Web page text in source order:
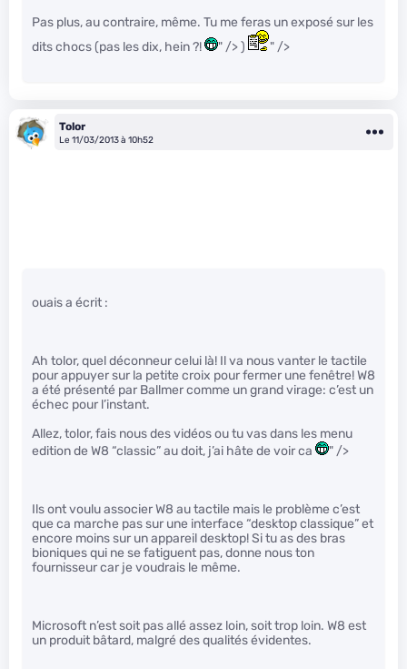
Pas plus, au contraire, même. Tu me feras un exposé sur les
dits chocs (pas les dix, hein ?!
" /> ) " />
Tolor
Le 11/03/2013 à 10h52
ouais a écrit :
Ah tolor, quel déconneur celui là! Il va nous vanter le tactile
pour appuyer sur la petite croix pour fermer une fenêtre! W8
a été présenté par Ballmer comme un grand virage: c’est un
échec pour l’instant.
Allez, tolor, fais nous des vidéos ou tu vas dans les menu
edition de W8 “classic” au doit, j’ai hâte de voir ca
" />
Ils ont voulu associer W8 au tactile mais le problème c’est
que ca marche pas sur une interface “desktop classique” et
encore moins sur un appareil desktop! Si tu as des bras
bioniques qui ne se fatiguent pas, donne nous ton
fournisseur car je voudrais le même.
Microsoft n’est soit pas allé assez loin, soit trop loin. W8 est
un produit bâtard, malgré des qualités évidentes.